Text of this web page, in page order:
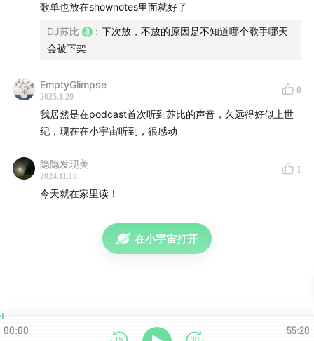
开播于2004年5月30日的私人节目，不定期更新。一种波
长，纵容同样频率的人。
歌单也放在shownotes里面就好了
DJ苏比 : 下次放，不放的原因是不知道哪个歌手哪天
会被下架
EmptyGlimpse
2025.1.29
0
我居然是在podcast首次听到苏比的声音，久远得好似上世
纪，现在在小宇宙听到，很感动
隐隐发现美
2024.11.10
1
今天就在家里读！
在小宇宙打开
00:00 55:20